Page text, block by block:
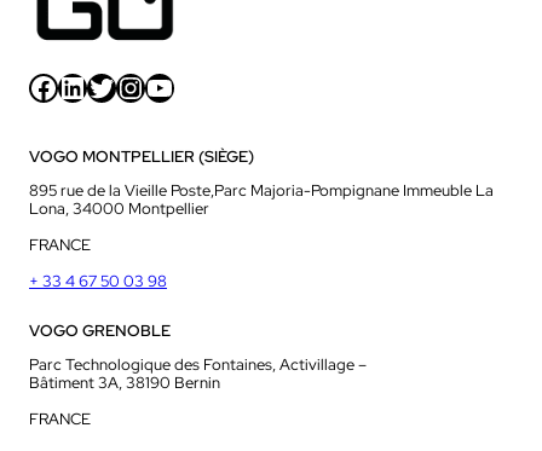
Facebook LinkedIn Twitter InstagramYouTube
VOGO MONTPELLIER (SIÈGE)
895 rue de la Vieille Poste,Parc Majoria-Pompignane Immeuble La
Lona, 34000 Montpellier
FRANCE
+ 33 4 67 50 03 98
VOGO GRENOBLE
Parc Technologique des Fontaines, Activillage –
Bâtiment 3A, 38190 Bernin
FRANCE